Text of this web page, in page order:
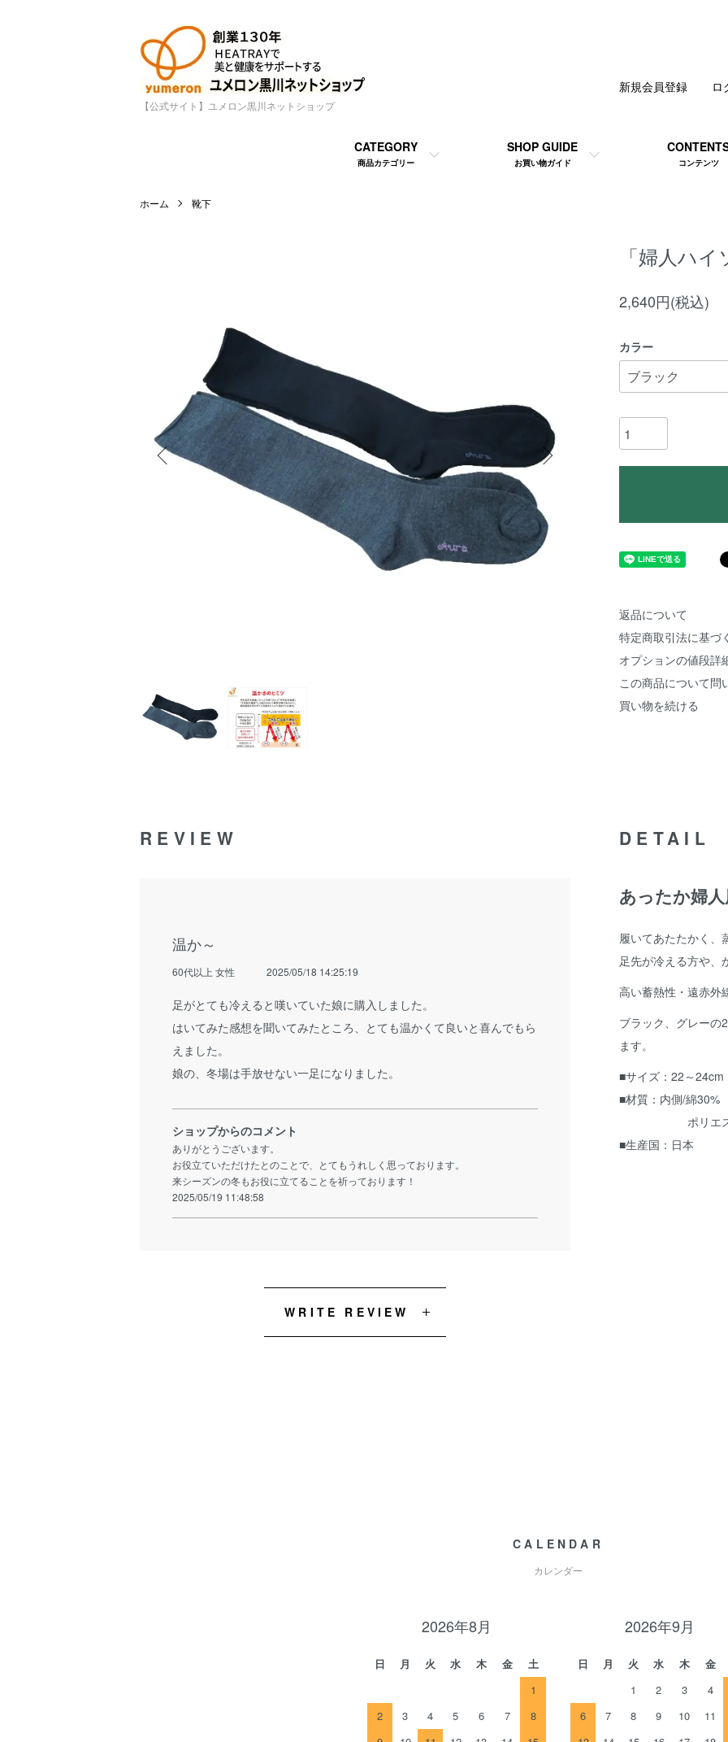
【公式サイト】ユメロン黒川ネットショップ
CATEGORY
商品カテゴリー
SHOP GUIDE
お買い物ガイド コンテンツ
新規会員登録 ロ
ホーム 靴下
「婦人ハイ
2,640円(税込)
カラー
返品について
特定商取引法に基づ
オプションの値段詳
この商品について問
買い物を続ける
DETAIL
あったか婦
履いてあたたかく、
足先が冷える方や、
高い蓄熱性・遠赤外
ブラック、グレーの
ます。
■サイズ：22～24cm
■材質：内側/綿30%
ポリエステル
■生産国：日本
REVIEW
温か～
60代以上 女性 2025/05/18 14:25:19
足がとても冷えると嘆いていた娘に購入しました。
はいてみた感想を聞いてみたところ、とても温かくて良いと喜んでもら
えました。
娘の、冬場は手放せない一足になりました。
ショップからのコメント
ありがとうございます。
お役立ていただけたとのことで、とてもうれしく思っております。
来シーズンの冬もお役に立てることを祈っております！
2025/05/19 11:48:58
WRITE REVIEW
CALENDAR
カレンダー
2026年8月
日 月 火 水 木 金
土
1
2
3 4 5 6 7
8
2026年9月
日 月 火 水 木 金
1
2 3 4
6
7 8 9 10 11